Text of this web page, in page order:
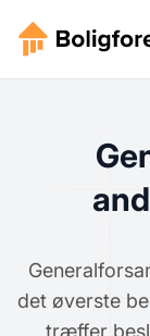
det øverste
træffer